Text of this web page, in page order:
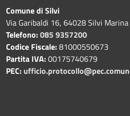
Comune di Silvi
Via Garibaldi 16, 64028 Silvi Marina
Telefono:085 9357200
Codice Fiscale:81000550673
Partita IVA:00175740679
PEC: